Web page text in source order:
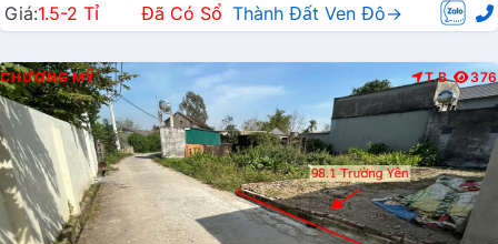
Giá:1.5-2 Tỉ Đã Có Sổ Thành Đất Ven Đô→
CHƯƠNG MỸ T.B 376